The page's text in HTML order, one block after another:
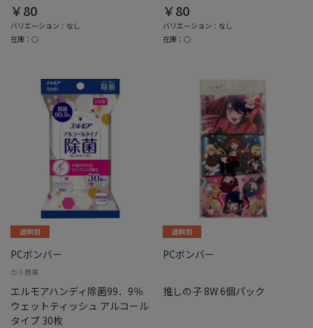
￥80
バリエーション：なし
在庫：○
￥80
バリエーション：なし
在庫：○
PCボンバー
カミ商事
エルモアハンディ除菌99．9％
ウェットティッシュ アルコール
タイプ 30枚
PCボンバー
推しの子 8W 6個パック